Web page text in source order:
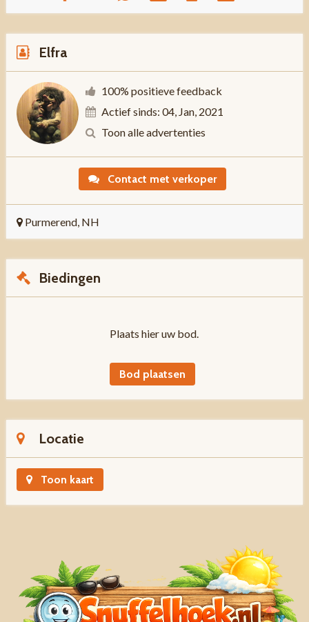
Elfra
100% positieve feedback
Actief sinds: 04, Jan, 2021
Toon alle advertenties
Contact met verkoper
Purmerend, NH
Biedingen
Plaats hier uw bod.
Bod plaatsen
Locatie
Toon kaart